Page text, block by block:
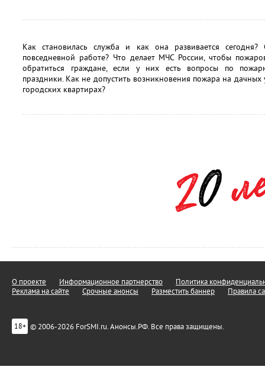
Как становилась служба и как она развивается
повседневной работе? Что делает МЧС России, чтобы
обратиться граждане, если у них есть вопросы по
праздники. Как не допустить возникновения пожара на дачных
городских квартирах?
О проекте Информационное партнерство
Политика
Реклама на сайте
Срочные анонсы Разместить баннер Правила
18+ © 2006-2026 ForSMI.ru. Анонсы.РФ. Все права защищены.